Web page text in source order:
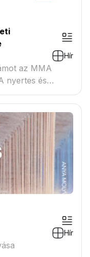
Hír
az MMA
nyertes és
a
Hír